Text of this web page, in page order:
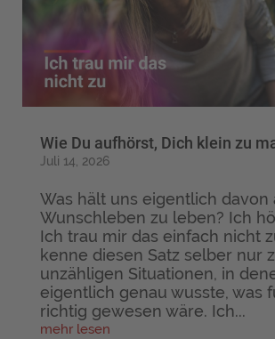
Wie Du aufhörst, Dich klein zu
Juli 14, 2026
Was hält uns eigentlich davon
Wunschleben zu leben? Ich
Ich trau mir das einfach nicht
kenne diesen Satz selber nur
unzähligen Situationen, in
eigentlich genau wusste, was
richtig gewesen wäre. Ich...
mehr lesen